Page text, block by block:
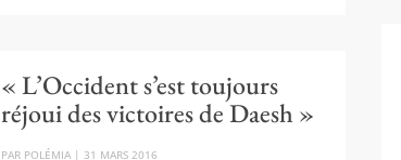
« L’Occident s’est toujours
réjoui des victoires de Daesh »
PAR POLÉMIA| 31 MARS 2016